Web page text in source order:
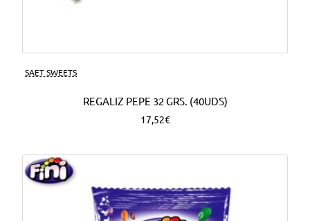
SAET SWEETS
REGALIZ PEPE 32 GRS. (40UDS)
17,52€